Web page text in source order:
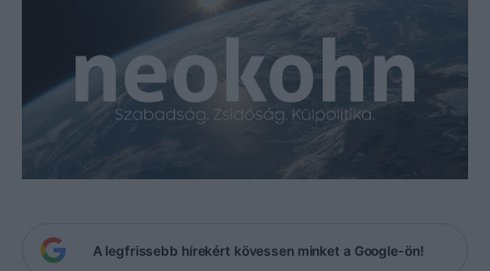
A legfrissebb hírekért kövessen minket a Google-ön!